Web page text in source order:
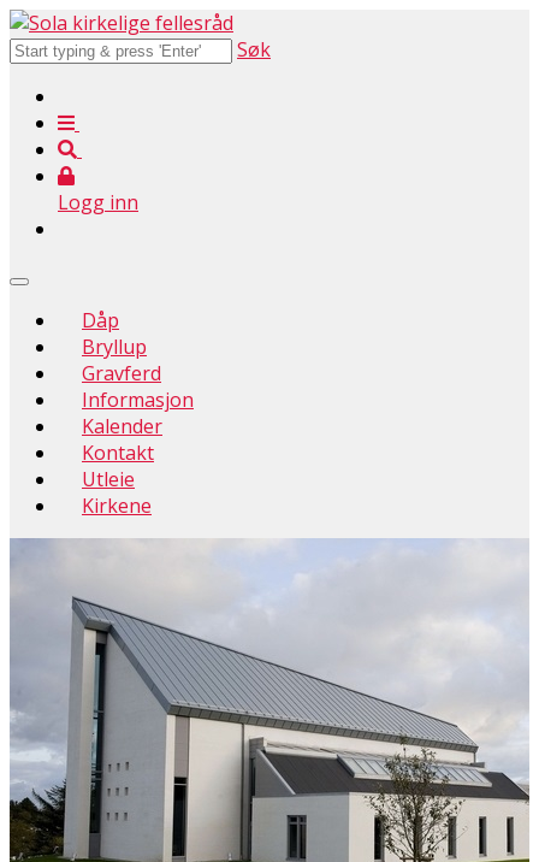
Søk
Logg inn
Dåp
Bryllup
Gravferd
Informasjon
Kalender
Kontakt
Utleie
Kirkene